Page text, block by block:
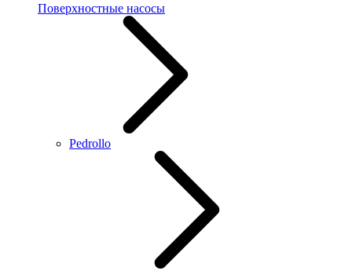
Поверхностные насосы
Pedrollo